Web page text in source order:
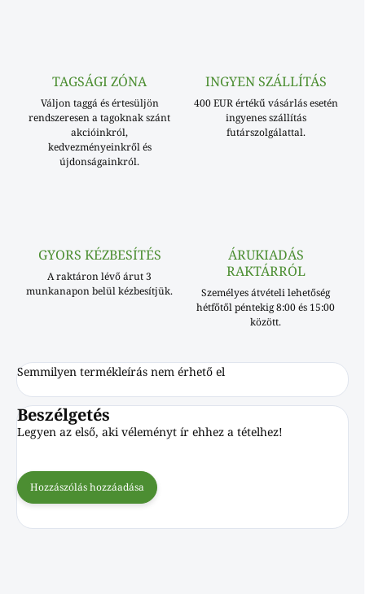
TAGSÁGI ZÓNA
Váljon taggá és értesüljön
rendszeresen a tagoknak szánt
akcióinkról,
kedvezményeinkről és
újdonságainkról.
INGYEN SZÁLLÍTÁS
400 EUR értékű vásárlás esetén
ingyenes szállítás
futárszolgálattal.
GYORS KÉZBESÍTÉS
A raktáron lévő árut 3
munkanapon belül kézbesítjük.
ÁRUKIADÁS
RAKTÁRRÓL
Személyes átvételi lehetőség
hétfőtől péntekig 8:00 és 15:00
között.
Semmilyen termékleírás nem érhető el
Beszélgetés
Legyen az első, aki véleményt ír ehhez a tételhez!
Hozzászólás hozzáadása